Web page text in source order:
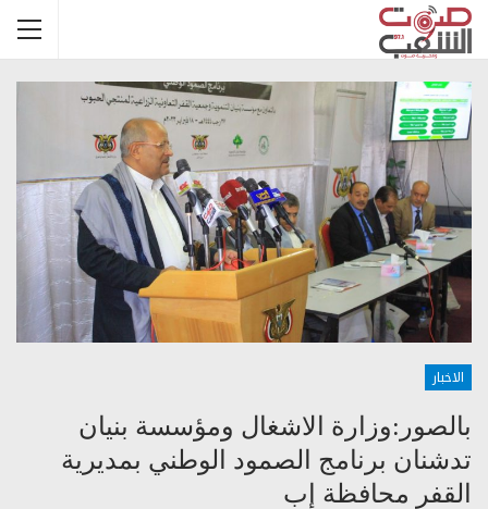
الاخبار
بالصور:وزارة الاشغال ومؤسسة بنيان
تدشنان برنامج الصمود الوطني بمديرية
القفر محافظة إب